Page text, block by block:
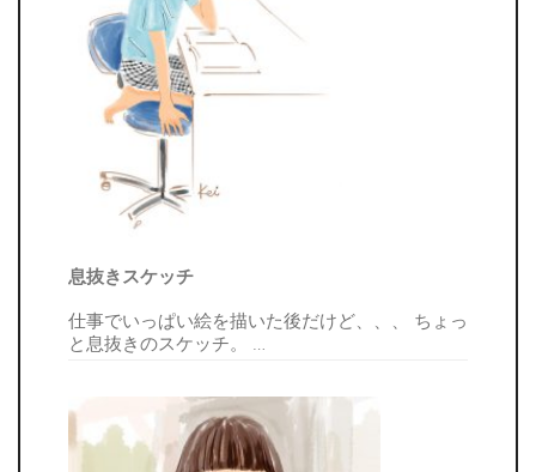
息抜きスケッチ
仕事でいっぱい絵を描いた後だけど、、、 ちょっ
と息抜きのスケッチ。 …